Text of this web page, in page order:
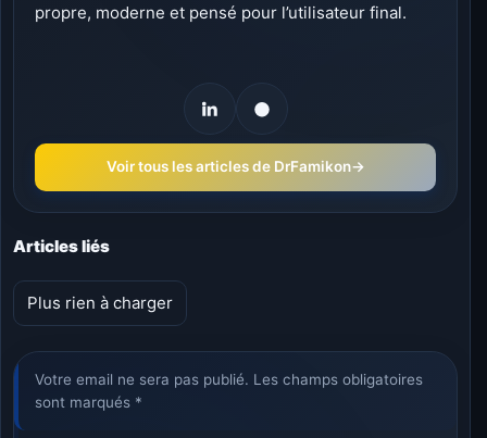
propre, moderne et pensé pour l’utilisateur final.
Voir tous les articles de DrFamikon→
Articles liés
Plus rien à charger
Votre email ne sera pas publié. Les champs obligatoires
sont marqués *